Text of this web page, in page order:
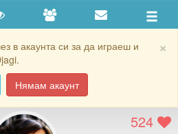
×
в акаунта си за да играеш и
Нямам акаунт
524